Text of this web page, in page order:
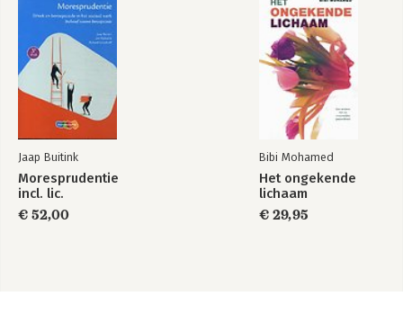
Jaap Buitink
Moresprudentie
incl. lic.
€ 52,00
Bibi Mohamed
Het ongekende
lichaam
€ 29,95